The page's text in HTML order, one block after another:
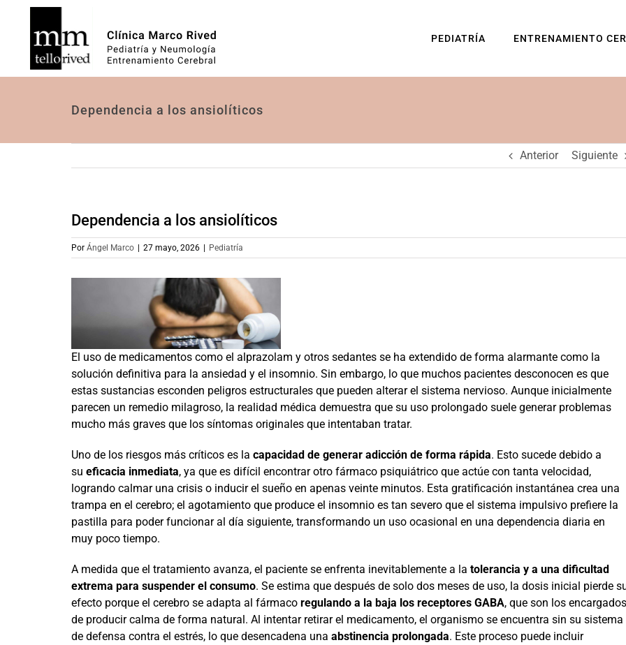
contenido
PEDIATRÍA ENTRENAMIENTO
Dependencia a los ansiolíticos
Anterior Siguiente
Dependencia a los ansiolíticos
Por Ángel Marco 27 mayo, 2026 Pediatría
El uso de medicamentos como el alprazolam y otros sedantes se ha extendido de forma alarmante como la
solución definitiva para la ansiedad y el insomnio. Sin embargo, lo que muchos pacientes desconocen es que
estas sustancias esconden peligros estructurales que pueden alterar el sistema nervioso. Aunque inicialmente
parecen un remedio milagroso, la realidad médica demuestra que su uso prolongado suele generar problemas
mucho más graves que los síntomas originales que intentaban tratar.
Uno de los riesgos más críticos es la capacidad de generar adicción de forma rápida. Esto sucede debido a
su eficacia inmediata, ya que es difícil encontrar otro fármaco psiquiátrico que actúe con tanta velocidad,
logrando calmar una crisis o inducir el sueño en apenas veinte minutos. Esta gratificación instantánea crea una
trampa en el cerebro; el agotamiento que produce el insomnio es tan severo que el sistema impulsivo prefiere la
pastilla para poder funcionar al día siguiente, transformando un uso ocasional en una dependencia diaria en
muy poco tiempo.
A medida que el tratamiento avanza, el paciente se enfrenta inevitablemente a la tolerancia y a una dificultad
extrema para suspender el consumo. Se estima que después de solo dos meses de uso, la dosis inicial pierde
efecto porque el cerebro se adapta al fármaco regulando a la baja los receptores GABA, que son los encargados
de producir calma de forma natural. Al intentar retirar el medicamento, el organismo se encuentra sin su sistema
de defensa contra el estrés, lo que desencadena una abstinencia prolongada. Este proceso puede incluir